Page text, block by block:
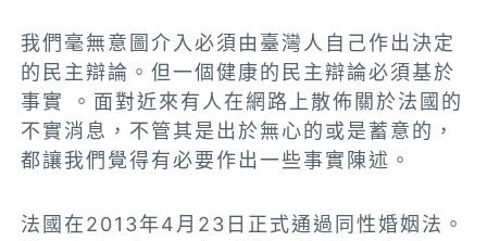
我們毫無意圖介入必須由臺灣人自己作出決定
的民主辯論。但一個健康的民主辯論必須基於
事實 。面對近來有人在網路上散佈關於法國的
不實消息，不管其是出於無心的或是蓄意的，
都讓我們覺得有必要作出一些事實陳述。
法國在2013年4月23日正式通過同性婚姻法。